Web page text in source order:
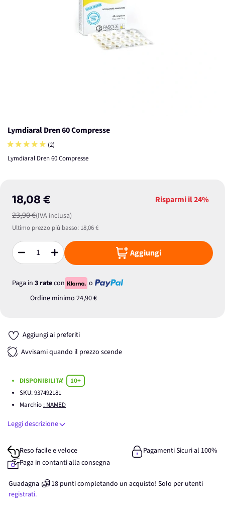
Lymdiaral Dren 60 Compresse
(2)
Lymdiaral Dren 60 Compresse
18,08 €
23,90 €(IVA inclusa)
Risparmi il24%
Ultimo prezzo più basso: 18,06 €
Quantità Aggiungi
Paga in 3 ratecon
o
Ordine minimo 24,90 €
Aggiungi ai preferiti
Avvisami quando il prezzo scende
DISPONIBILITA'
10+
SKU:937492181
Marchio : NAMED
Leggi descrizione
Reso facile e veloce
Pagamenti Sicuri al 100%
Paga in contanti alla consegna
Guadagna 18 punticompletando un acquisto! Solo per utenti
registrati.